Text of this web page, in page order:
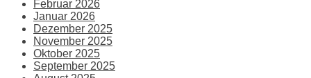
Februar 2026
Januar 2026
Dezember 2025
November 2025
Oktober 2025
September 2025